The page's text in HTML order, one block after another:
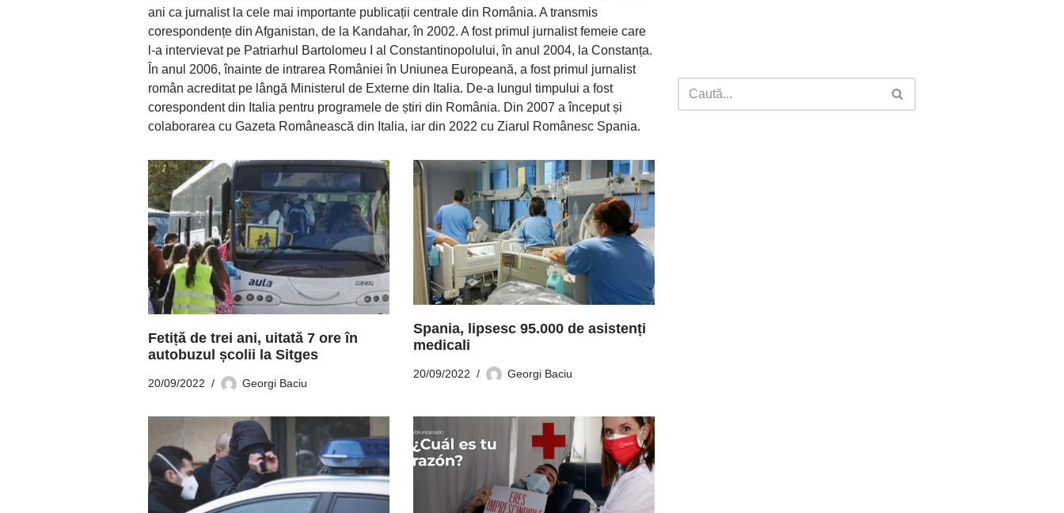
ani ca jurnalist la cele mai importante publicații centrale din România. A transmis
corespondențe din Afganistan, de la Kandahar, în 2002. A fost primul jurnalist femeie care
l-a intervievat pe Patriarhul Bartolomeu I al Constantinopolului, în anul 2004, la Constanța.
În anul 2006, înainte de intrarea României în Uniunea Europeană, a fost primul jurnalist
român acreditat pe lângă Ministerul de Externe din Italia. De-a lungul timpului a fost
corespondent din Italia pentru programele de știri din România. Din 2007 a început și
colaborarea cu Gazeta Românească din Italia, iar din 2022 cu Ziarul Românesc Spania.
Fetiță de trei ani, uitată 7 ore în
autobuzul școlii la Sitges
20/09/2022 Georgi Baciu
Spania, lipsesc 95.000 de asistenți
medicali
20/09/2022 Georgi Baciu